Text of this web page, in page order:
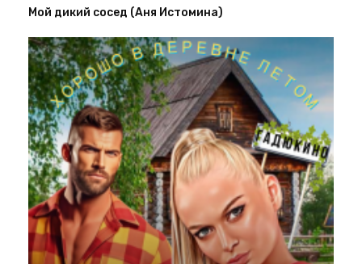
Мой дикий сосед (Аня Истомина)